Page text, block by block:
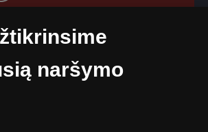
nuo 9:00 iki 17:00 val.
naršymo